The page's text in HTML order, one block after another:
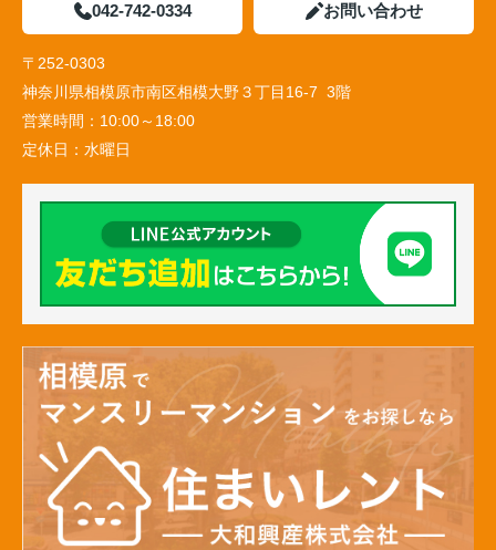
042-742-0334 お問い合わせ
〒252-0303
神奈川県相模原市南区相模大野３丁目16-7 3階
営業時間： 10:00～18:00
定休日： 水曜日